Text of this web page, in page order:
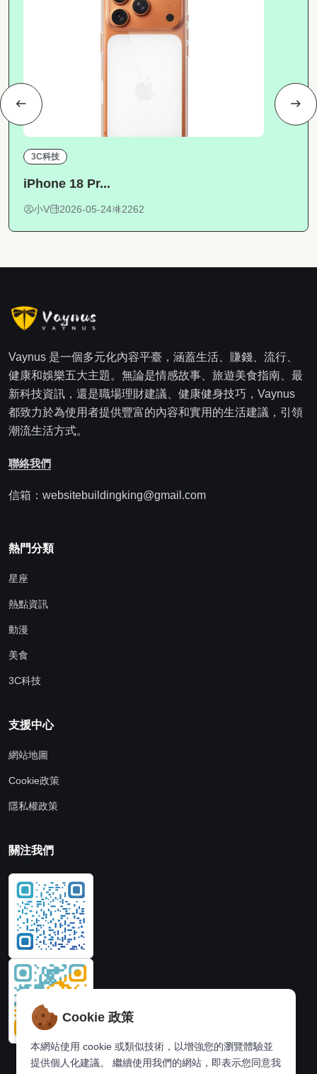
3C科技
iPhone 18 Pr...
小V 2026-05-24 2262
Vaynus 是一個多元化內容平臺，涵蓋生活、賺錢、流行、
健康和娛樂五大主題。無論是情感故事、旅遊美食指南、最
新科技資訊，還是職場理財建議、健康健身技巧，Vaynus
都致力於為使用者提供豐富的內容和實用的生活建議，引領
潮流生活方式。
聯絡我們
信箱：websitebuildingking@gmail.com
熱門分類
星座
熱點資訊
動漫
美食
3C科技
支援中心
網站地圖
Cookie政策
隱私權政策
關注我們
Cookie 政策
本網站使用 cookie 或類似技術，以增強您的瀏覽體驗並
提供個人化建議。 繼續使用我們的網站，即表示您同意我